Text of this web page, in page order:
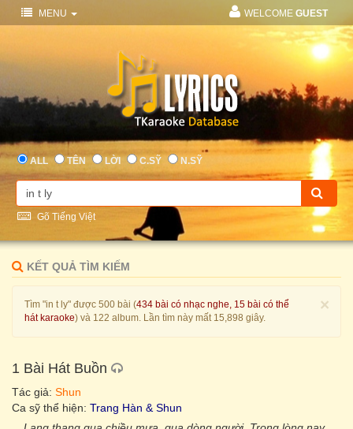
MENU WELCOME GUEST
ALL TÊN LỜI C.SỸ N.SỸ
Gõ Tiếng Việt
KẾT QUẢ TÌM KIẾM
×
Tìm "in t ly" được 500 bài (434 bài có nhạc nghe, 15 bài có thể
hát karaoke) và 122 album. Lần tìm này mất 15,898 giây.
1 Bài Hát Buồn
Tác giả: Shun
Ca sỹ thể hiện: Trang Hàn & Shun